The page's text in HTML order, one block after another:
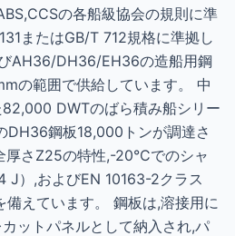
の各船級協会の規則に準
またはGB/T 712規格に準拠し
AH36/DH36/EH36の造船用鋼
の範囲で供給しています。 中
DWTのばら積み船シリー
DH36鋼板18,000トンが調達さ
厚さZ25の特性,-20°Cでのシャ
J）,およびEN 10163-2クラス
えています。 鋼板は,溶接用に
ットパネルとして納入され,パ